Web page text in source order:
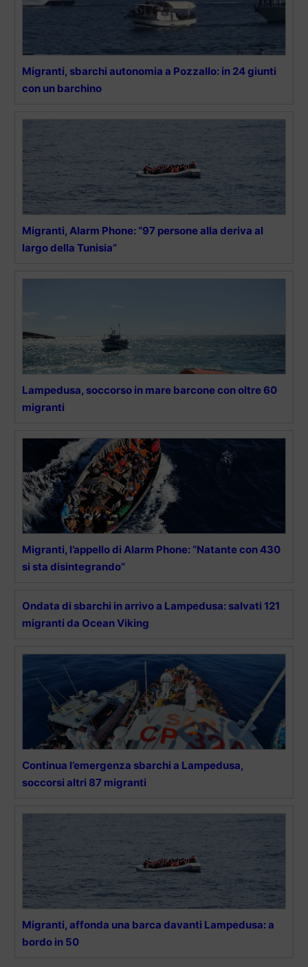
Migranti, sbarchi autonomia a Pozzallo: in 24 giunti
con un barchino
Migranti, Alarm Phone: “97 persone alla deriva al
largo della Tunisia”
Lampedusa, soccorso in mare barcone con oltre 60
migranti
Migranti, l’appello di Alarm Phone: “Natante con 430
si sta disintegrando”
Ondata di sbarchi in arrivo a Lampedusa: salvati 121
migranti da Ocean Viking
Continua l’emergenza sbarchi a Lampedusa,
soccorsi altri 87 migranti
Migranti, affonda una barca davanti Lampedusa: a
bordo in 50